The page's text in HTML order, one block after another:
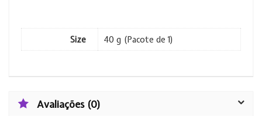
Size 40 g (Pacote de 1)
Avaliações (0)